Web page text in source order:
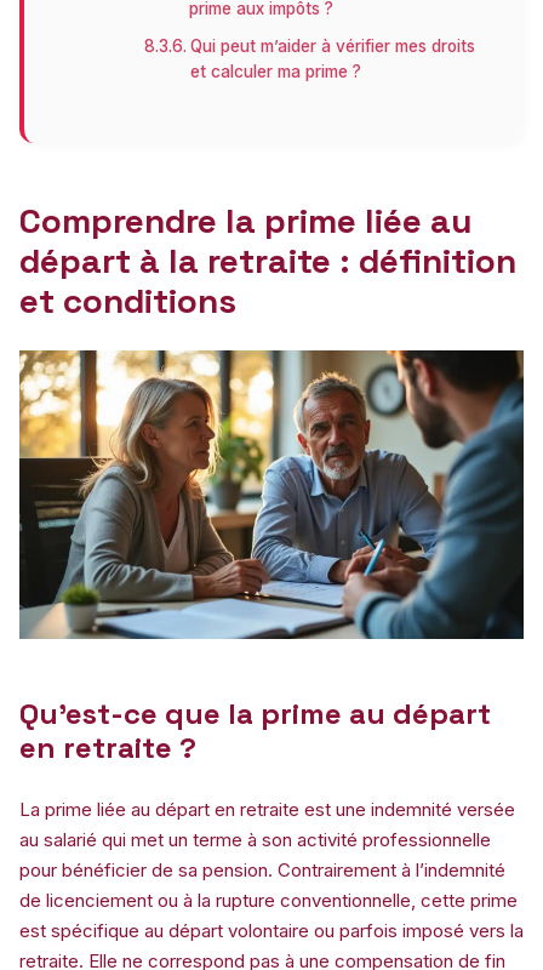
prime aux impôts ?
Qui peut m’aider à vérifier mes droits
et calculer ma prime ?
Comprendre la prime liée au
départ à la retraite : définition
et conditions
Qu’est-ce que la prime au départ
en retraite ?
La prime liée au départ en retraite est une indemnité versée
au salarié qui met un terme à son activité professionnelle
pour bénéficier de sa pension. Contrairement à l’indemnité
de licenciement ou à la rupture conventionnelle, cette prime
est spécifique au départ volontaire ou parfois imposé vers la
retraite. Elle ne correspond pas à une compensation de fin